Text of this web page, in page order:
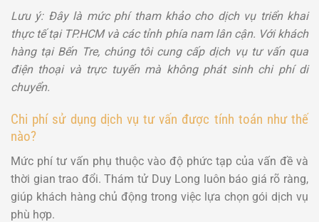
Lưu ý: Đây là mức phí tham khảo cho dịch vụ triển khai
thực tế tại TP.HCM và các tỉnh phía nam lân cận. Với khách
hàng tại Bến Tre, chúng tôi cung cấp dịch vụ tư vấn qua
điện thoại và trực tuyến mà không phát sinh chi phí di
chuyển.
Chi phí sử dụng dịch vụ tư vấn được tính toán như thế
nào?
Mức phí tư vấn phụ thuộc vào độ phức tạp của vấn đề và
thời gian trao đổi. Thám tử Duy Long luôn báo giá rõ ràng,
giúp khách hàng chủ động trong việc lựa chọn gói dịch vụ
phù hợp.